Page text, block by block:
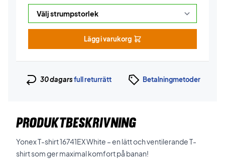
Lägg i varukorg
30 dagarsfull returrätt Betalningmetoder
PRODUKTBESKRIVNING
Yonex T-shirt 16741EX White – en lätt och ventilerande T-
shirt som ger maximal komfort på banan!